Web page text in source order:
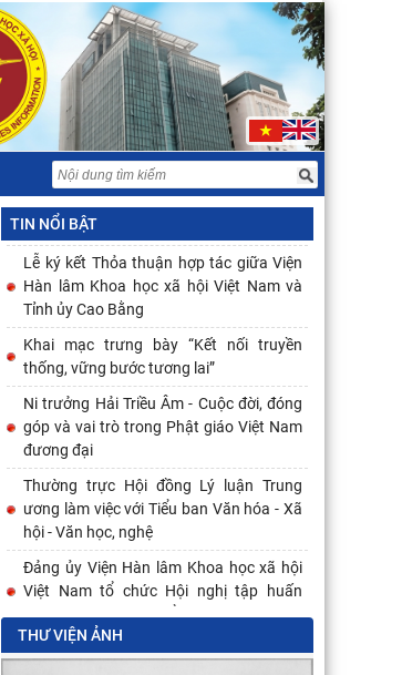
TIN NỔI BẬT
Đoàn công tác Học viện Chính trị Quốc
gia Hồ Chí Minh và Viện Hàn lâm Khoa
học xã hội Việt Nam chào
Hội thảo khoa học: Ni trưởng Hải Triều
Âm - Cuộc đời, đóng góp và vai trò trong
Phật giáo Việt Nam
Chủ tịch Viện Hàn lâm Khoa học xã hội
Việt Nam thăm và làm việc tại Viện Khoa
học Kinh tế và Xã hội
Lễ ký kết Thỏa thuận hợp tác giữa Viện
Hàn lâm Khoa học xã hội Việt Nam và
Tỉnh ủy Cao Bằng
Khai mạc trưng bày “Kết nối truyền
thống, vững bước tương lai”
Ni trưởng Hải Triều Âm - Cuộc đời, đóng
góp và vai trò trong Phật giáo Việt Nam
đương đại
Thường trực Hội đồng Lý luận Trung
ương làm việc với Tiểu ban Văn hóa - Xã
hội - Văn học, nghệ
Đảng ủy Viện Hàn lâm Khoa học xã hội
Việt Nam tổ chức Hội nghị tập huấn
nghiệp vụ công tác kiểm
THƯ VIỆN ẢNH